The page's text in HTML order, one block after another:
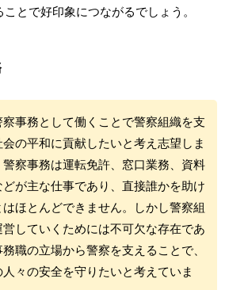
とで好印象につながるでしょう。
事務として働くことで警察組織を支
会の平和に貢献したいと考え志望しま
警察事務は運転免許、窓口業務、資料
が主な仕事であり、直接誰かを助け
はほとんどできません。しかし警察組
していくためには不可欠な存在であ
務職の立場から警察を支えることで、
々の安全を守りたいと考えていま